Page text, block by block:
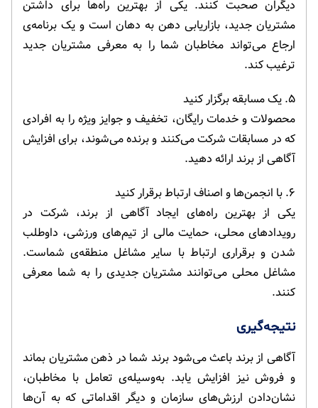
دیگران صحبت کنند. یکی از بهترین راه‌ها برای داشتن
مشتریان جدید، بازاریابی دهن به دهان است و یک برنامه‌ی
ارجاع می‌تواند مخاطبان شما را به معرفی مشتریان جدید
ترغیب کند.
۵. یک مسابقه برگزار کنید
محصولات و خدمات رایگان، تخفیف و جوایز ویژه را به افرادی
که در مسابقات شرکت می‌کنند و برنده می‌شوند، برای افزایش
آگاهی از برند ارائه دهید.
۶. با انجمن‌ها و اصناف ارتباط برقرار کنید
یکی از بهترین راه‌های ایجاد آگاهی از برند، شرکت در
رویدادهای محلی، حمایت مالی از تیم‌های ورزشی، داوطلب
شدن و برقراری ارتباط با سایر مشاغل منطقه‌ی شماست.
مشاغل محلی می‌توانند مشتریان جدیدی را به شما معرفی
کنند.
نتیجه‌گیری
آگاهی از برند باعث می‌شود برند شما در ذهن مشتریان بماند
و فروش نیز افزایش یابد. به‌وسیله‌ی تعامل با مخاطبان،
نشان‌دادن ارزش‌های سازمان و دیگر اقداماتی که به آن‌ها